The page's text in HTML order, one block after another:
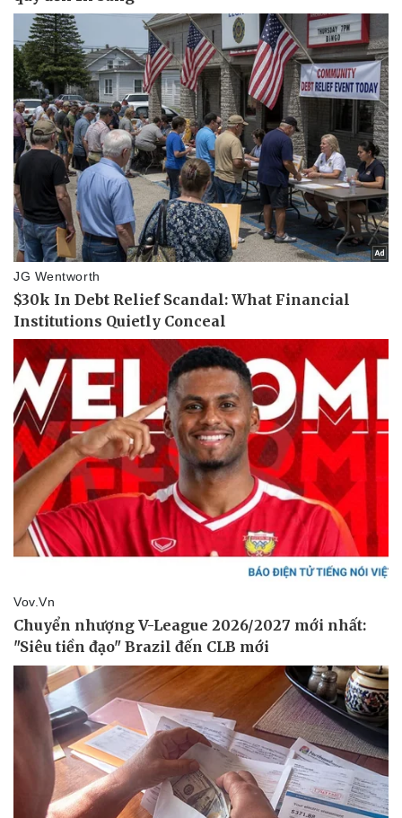
Pháp luật
Vụ án
Quân sự - Quốc phòng
Vũ khí